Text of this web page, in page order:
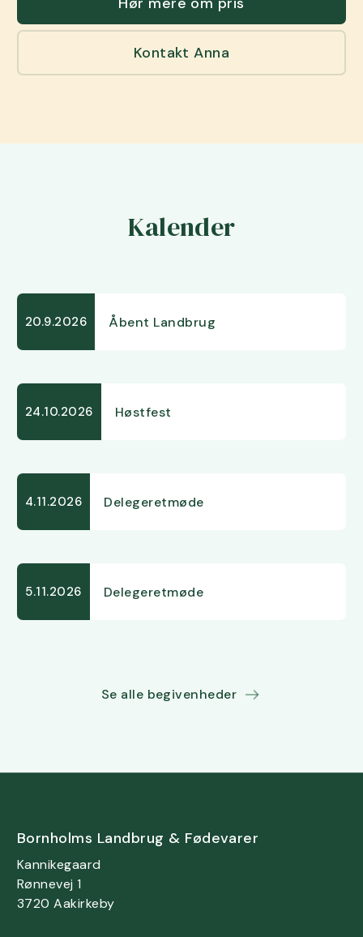
Kontakt Anna
Kalender
20.9.2026 Åbent Landbrug
24.10.2026 Høstfest
4.11.2026 Delegeretmøde
5.11.2026 Delegeretmøde
Se alle begivenheder
Bornholms Landbrug & Fødevarer
Kannikegaard
Rønnevej 1
3720 Aakirkeby